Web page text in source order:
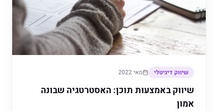
שיווק דיגיטלי מאי 2022
שיווק באמצעות תוכן: האסטרטגיה שבונה
אמון